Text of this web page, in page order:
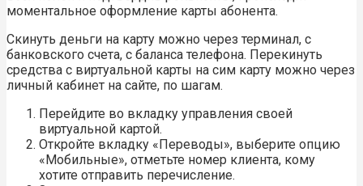
моментальное оформление карты абонента.
Скинуть деньги на карту можно через терминал, с
банковского счета, с баланса телефона. Перекинуть
средства с виртуальной карты на сим карту можно через
личный кабинет на сайте, по шагам.
Перейдите во вкладку управления своей
виртуальной картой.
Откройте вкладку «Переводы», выберите опцию
«Мобильные», отметьте номер клиента, кому
хотите отправить перечисление.